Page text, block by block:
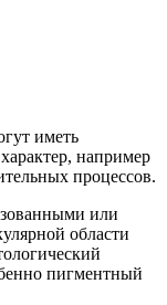
иметь
например
процессов.
или
области
пигментный